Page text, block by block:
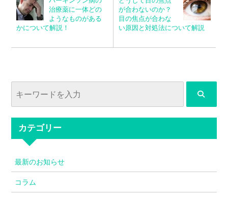
治療薬に一体どの
ようなものがある
かについて解説！
が合わないのか？
目の焦点が合わな
い原因と対処法について解説
カテゴリー
最新のお知らせ
コラム